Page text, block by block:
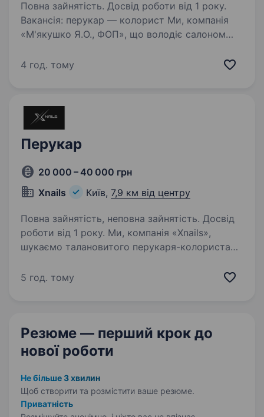
Повна зайнятість. Досвід роботи від 1 року.
Вакансія: перукар — колорист Ми, компанія
«М'якушко Я.О., ФОП», що володіє салоном
талановитого та креативного перукаря —
4 год. тому
Перукар
20 000 – 40 000 грн
Xnails
Київ, 7,9 км від центру
Повна зайнятість, неповна зайнятість. Досвід
роботи від 1 року. Ми, компанія «Xnails»,
шукаємо талановитого перукаря-колориста
просторі в місті Київ. Ми пропонуємо
5 год. тому
Резюме — перший крок до
нової роботи
Не більше 3 хвилин
Щоб створити та розмістити ваше резюме.
Приватність